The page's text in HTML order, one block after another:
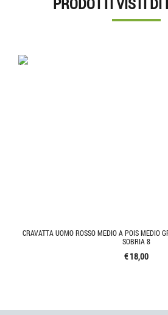
'.'
CRAVATTA UOMO ROSSO MEDIO A POIS MEDIO
SOBRIA 8
€ 18,00